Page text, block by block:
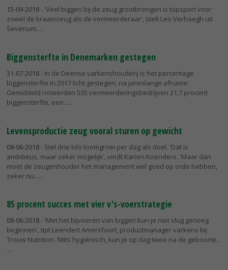
15-09-2018- 'Veel biggen bij de zeug grootbrengen is topsport voor
zowel de kraamzeug als de vermeerderaar', stelt Leo Verhaegh uit
Sevenum.
Biggensterfte in Denemarken gestegen
31-07-2018- In de Deense varkenshouderij is het percentage
biggensterfte in 2017 licht gestegen, na jarenlange afname.
Gemiddeld noteerden 535 vermeerderingsbedrijven 21,7 procent
biggensterfte, een...
Levensproductie zeug vooral sturen op gewicht
08-06-2018- Stel drie kilo toomgroei per dag als doel. 'Dat is
ambitieus, maar zeker mogelijk', vindt Karien Koenders. 'Maar dan
moet de zeugenhouder het management wel goed op orde hebben,
zeker nu...
85 procent succes met vier v's-voerstrategie
08-06-2018- 'Met het bijvoeren van biggen kun je niet vlug genoeg
beginnen', tipt Leendert Amersfoort, productmanager varkens bij
Trouw Nutrition. ‘Mits hygiënisch, kun je op dag twee na de geboorte...